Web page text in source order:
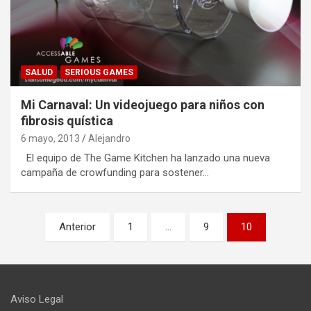
SALUD SERIOUS GAMES
Mi Carnaval: Un videojuego para niños con
fibrosis quística
6 mayo, 2013 Alejandro
El equipo de The Game Kitchen ha lanzado una nueva
campaña de crowfunding para sostener…
Paginación
entradas
Anterior 1 … 9 10
Aviso Legal